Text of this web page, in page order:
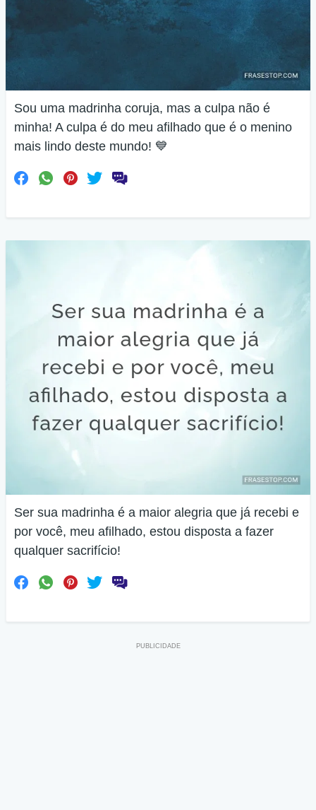
Sou uma madrinha coruja, mas a culpa não é
minha! A culpa é do meu afilhado que é o menino
mais lindo deste mundo! 💙
Ser sua madrinha é a maior alegria que já recebi e
por você, meu afilhado, estou disposta a fazer
qualquer sacrifício!